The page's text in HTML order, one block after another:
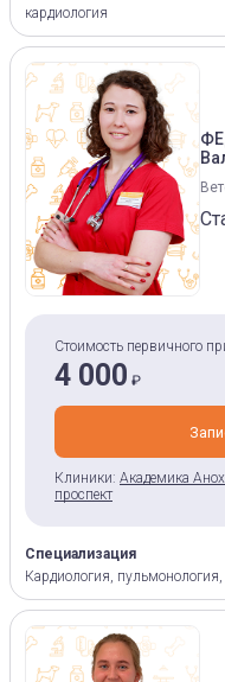
кардиология
Стоимость первичного
4 000 ₽
Клиники: Академика
проспект
Специализация
Кардиология, пульмонология,